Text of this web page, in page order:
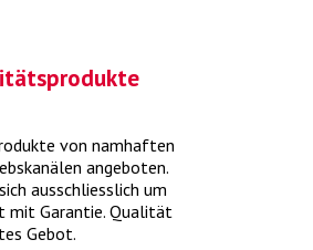
Reifen online kaufen
von namhaften
angeboten.
ausschliesslich um
mit Garantie. Qualität
Gebot.